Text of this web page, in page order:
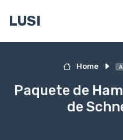
LUSI
Home
Paquete de
de